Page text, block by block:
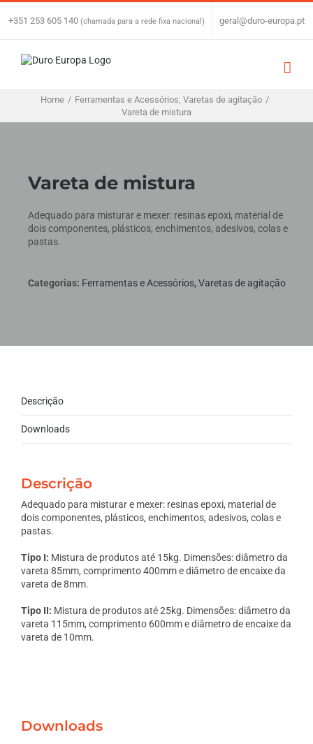
Skip
+351 253 605 140 (chamada para a rede fixa nacional) geral@duro-europa.pt
Home / Ferramentas e Acessórios, Varetas de agitação /
Vareta de mistura
Vareta de mistura
Adequado para misturar e mexer: resinas epoxi, material de
dois componentes, plásticos, enchimentos, adesivos, colas e
pastas.
Categorias: Ferramentas e Acessórios,Varetas de agitação
Descrição
Downloads
Descrição
Adequado para misturar e mexer: resinas epoxi, material de
dois componentes, plásticos, enchimentos, adesivos, colas e
pastas.
Tipo I: Mistura de produtos até 15kg. Dimensões: diâmetro da
vareta 85mm, comprimento 400mm e diâmetro de encaixe da
vareta de 8mm.
Tipo II: Mistura de produtos até 25kg. Dimensões: diâmetro da
vareta 115mm, comprimento 600mm e diâmetro de encaixe da
vareta de 10mm.
Downloads